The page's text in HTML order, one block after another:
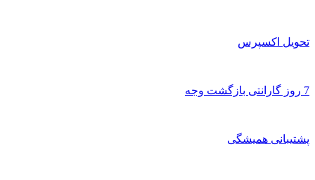
تحویل اکسپرس
7 روز گارانتی بازگشت وجه
پشتیبانی همیشگی